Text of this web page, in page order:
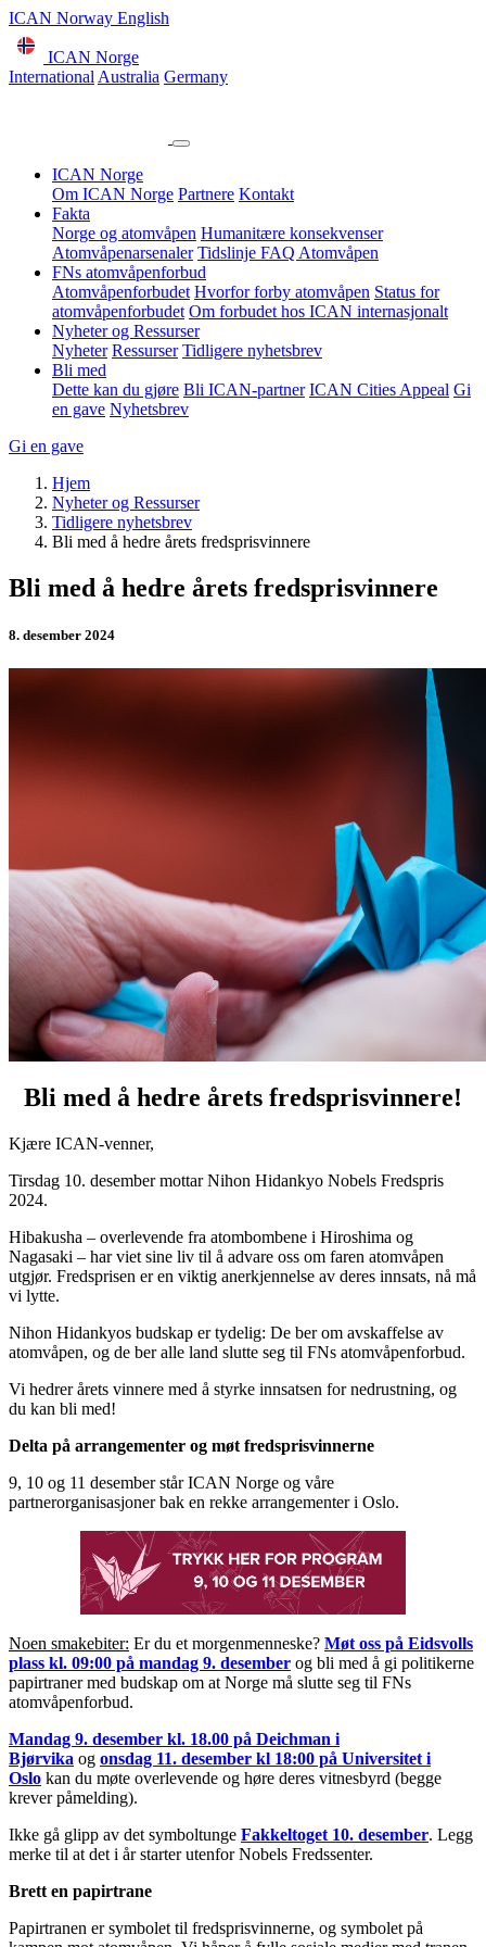
ICAN Norway English
ICAN Norge
International Australia Germany
ICAN Norge
Om ICAN Norge Partnere Kontakt
Fakta
Norge og atomvåpen Humanitære konsekvenser
Atomvåpenarsenaler Tidslinje FAQ Atomvåpen
FNs atomvåpenforbud
Atomvåpenforbudet Hvorfor forby atomvåpen Status for
atomvåpenforbudet Om forbudet hos ICAN internasjonalt
Nyheter og Ressurser
Nyheter Ressurser Tidligere nyhetsbrev
Bli med
Dette kan du gjøre Bli ICAN-partner ICAN Cities Appeal Gi
en gave Nyhetsbrev
Gi en gave
Hjem
Nyheter og Ressurser
Tidligere nyhetsbrev
Bli med å hedre årets fredsprisvinnere
Bli med å hedre årets fredsprisvinnere
8. desember 2024
Bli med å hedre årets fredsprisvinnere!
Kjære ICAN-venner,
Tirsdag 10. desember mottar Nihon Hidankyo Nobels Fredspris
2024.
Hibakusha – overlevende fra atombombene i Hiroshima og
Nagasaki – har viet sine liv til å advare oss om faren atomvåpen
utgjør. Fredsprisen er en viktig anerkjennelse av deres innsats, nå må
vi lytte.
Nihon Hidankyos budskap er tydelig: De ber om avskaffelse av
atomvåpen, og de ber alle land slutte seg til FNs atomvåpenforbud.
Vi hedrer årets vinnere med å styrke innsatsen for nedrustning, og
du kan bli med!
Delta på arrangementer og møt fredsprisvinnerne
9, 10 og 11 desember står ICAN Norge og våre
partnerorganisasjoner bak en rekke arrangementer i Oslo.
Noen smakebiter: Er du et morgenmenneske? Møt oss på Eidsvolls
plass kl. 09:00 på mandag 9. desember og bli med å gi politikerne
papirtraner med budskap om at Norge må slutte seg til FNs
atomvåpenforbud.
Mandag 9. desember kl. 18.00 på Deichman i
Bjørvika og onsdag 11. desember kl 18:00 på Universitet i
Oslo kan du møte overlevende og høre deres vitnesbyrd (begge
krever påmelding).
Ikke gå glipp av det symboltunge Fakkeltoget 10. desember. Legg
merke til at det i år starter utenfor Nobels Fredssenter.
Brett en papirtrane
Papirtranen er symbolet til fredsprisvinnerne, og symbolet på